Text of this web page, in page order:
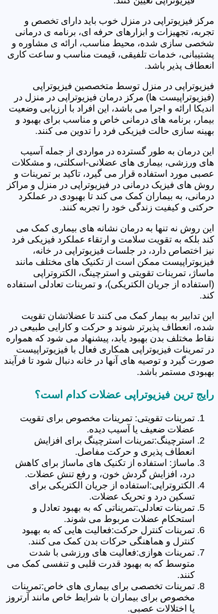
مرکز فیزیوتراپی در منزل خوب باید دارای تخصص و
تجربه، تجهیزات و ابزارهای حرفه ای، برنامه ی درمانی
شخصی سازی شده، محیط مناسب، ارائه ی مشاوره و
پشتیبانی، خدمات تلفیقی، قیمت مناسب و ساعت کاری
انعطاف پذیر باشد.
فیزیوتراپی در منزل توسط متخصصین فیزیوتراپی
(فیزیوتراپیست ها) مرکز درمان فیزیوتراپی در منزل در
اندیکا ارائه و اجرا می باشد، این افراد با ارزیابی وضعیت
بیمار، برنامه های درمانی خاص و مناسب برای بهبود و
بهینه سازی حالت فیزیکی فرد را تدوین می کنند.
این درمان به طور گسترده در مواردی از جمله آسیب
های ورزشی، بیماری های عضلانی-اسکلتی، و مشکلات
عصبی مورد استفاده قرار می گیرد، تاکید بر تمرینات و
روش های فیزیک درمانی در فیزیوتراپی در منزل و مراکز
درمانی، به بیماران کمک می کند تا بهبودی در عملکرد
حرکتی و کیفیت زندگی خود را تجربه کنند.
این روش نه تنها به درمان نشانه های بیماری کمک می
کند بلکه به تقویت سلامت و ارتقاء عملکرد فیزیکی فرد
نیز اختصاص دارد، در جلسات فیزیوتراپی در خانه،
فیزیوتراپیست ممکن است از تکنیک های مختلف مانند
ماساژ، تمرینات تقویتی و استرچینگ، الکتروتراپی
(استفاده از جریان الکتریکی)، و تمرینات تعادلی استفاده
کند.
این تدابیر به بیمار کمک می کنند تا عضلاتشان تقویت
شده، انعطاف پذیرتر شوند و حرکت و کارایی طبیعی در
نقاط مختلف بدن بهبود یابد، پیشنهاد می شود که همواره
در تمرینات فیزیوتراپی همکاری فعال با فیزیوتراپیست
صورت گیرد و توصیه های آنها در خانه دنبال شود تا فرآیند
بهبودی مستمر باشد.
رایج ترین فیزیوتراپی عضلات کدام است؟
تمرینات تقویتی: تمرینات مخصوص برای تقویت
عضلات ضعیف یا آسیب دیده.
استرچینگ:تمرینات استرچینگ برای افزایش
انعطاف پذیری و حرکت مفاصل.
ماساژ: استفاده از تکنیک های ماساژ برای کاهش
درد، افزایش گردش خون، و رفع تنش عضلات.
الکتروتراپی:استفاده از جریان الکتریکی برای
تسکین درد و تحریک عضلات.
تمرینات تعادلی:تمریناتی که به بهبود تعادل و
استحکام عضلات مربوط می شوند.
تمرینات کنترل حرکت:فعالیت هایی که به بهبود
کنترل و هماهنگی حرکات بدن کمک می کنند.
تمرینات هوازی:فعالیت های ورزشی با شدت
متوسط که به بهبود قدرت قلبی و تنفسی کمک می
کنند.
تمرینات تخصصی برای بیماری های خاص:تمرینات
مخصوص برای بیماران با شرایط خاص مانند آرتروز
یا اختلالات عصبی.